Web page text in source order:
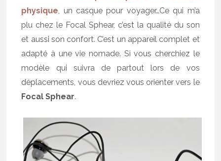
physique , un casque pour voyager…Ce qui m’a
plu chez le Focal Sphear, c’est la qualité du son
et aussi son confort. C’est un appareil complet et
adapté à une vie nomade. Si vous cherchiez le
modèle qui suivra de partout lors de vos
déplacements, vous devriez vous orienter vers le
Focal Sphear.